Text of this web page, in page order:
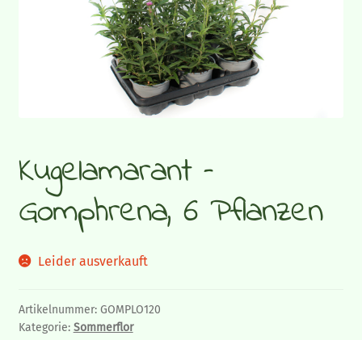
Gemüsepflanzen
Gräser und Blattschmuckpflanzen
Strukturpflanzen und Bodendecker
Herbstpflanzen und Stauden
Kugelamarant –
Gomphrena, 6 Pflanzen
Leider ausverkauft
Artikelnummer: GOMPLO120
Kategorie: Sommerflor